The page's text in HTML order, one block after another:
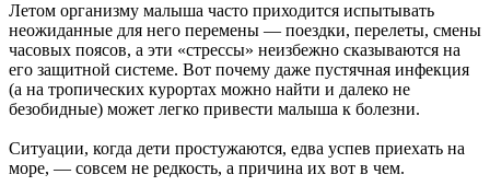
Летом организму малыша часто приходится испытывать
неожиданные для него перемены — поездки, перелеты, смены
часовых поясов, а эти «стрессы» неизбежно сказываются на
его защитной системе. Вот почему даже пустячная инфекция
(а на тропических курортах можно найти и далеко не
безобидные) может легко привести малыша к болезни.
Ситуации, когда дети простужаются, едва успев приехать на
море, — совсем не редкость, а причина их вот в чем.